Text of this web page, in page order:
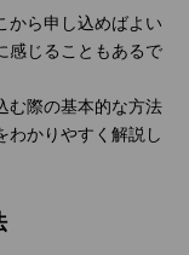
から申し込めばよい
感じることもあるで
む際の基本的な方法
わかりやすく解説し